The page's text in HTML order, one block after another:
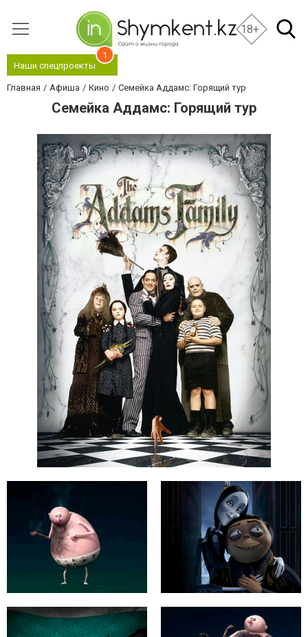
18+
Наши спецпроекты
1
Главная Афиша Кино Семейка Аддамс: Горящий тур
Семейка Аддамс: Горящий тур